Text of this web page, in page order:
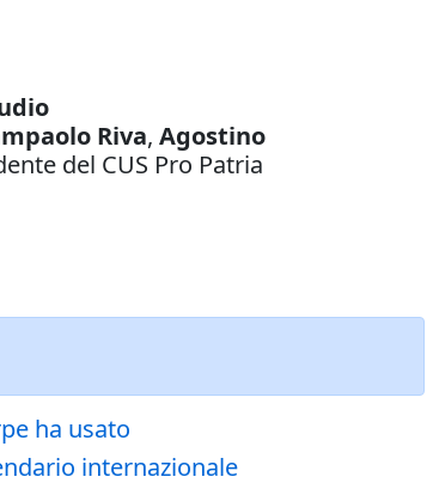
Riva, Agostino
del CUS Pro Patria
ha usato
internazionale